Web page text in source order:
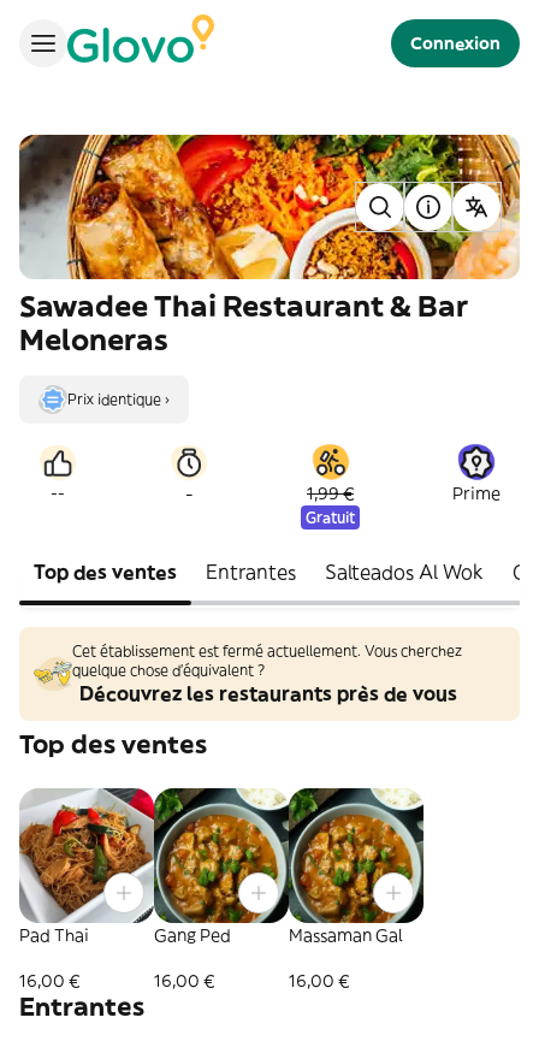
Connexion
Sawadee Thai Restaurant & Bar
Meloneras
Prix identique ›
-- - 1,99 €
Gratuit
Prime
Top des ventes Entrantes Salteados Al Wok
Cet établissement est fermé actuellement. Vous cherchez
quelque chose d'équivalent ?
Découvrez les restaurants près de vous
Top des ventes
Pad Thai
16,00 €
Gang Ped
16,00 €
Massaman Gal
16,00 €
Entrantes